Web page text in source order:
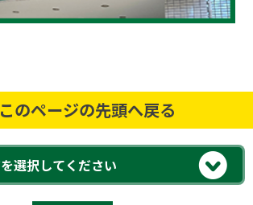
このページの先頭へ戻る